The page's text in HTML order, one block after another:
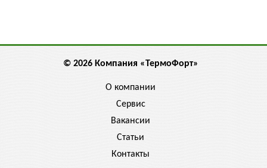
© 2026 Компания «ТермоФорт»
О компании
Сервис
Вакансии
Статьи
Контакты